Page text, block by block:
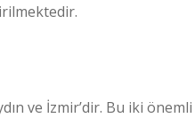
ve İzmir’dir. Bu iki